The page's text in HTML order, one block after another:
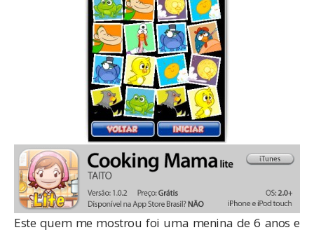
Este quem me mostrou foi uma menina de 6 anos e